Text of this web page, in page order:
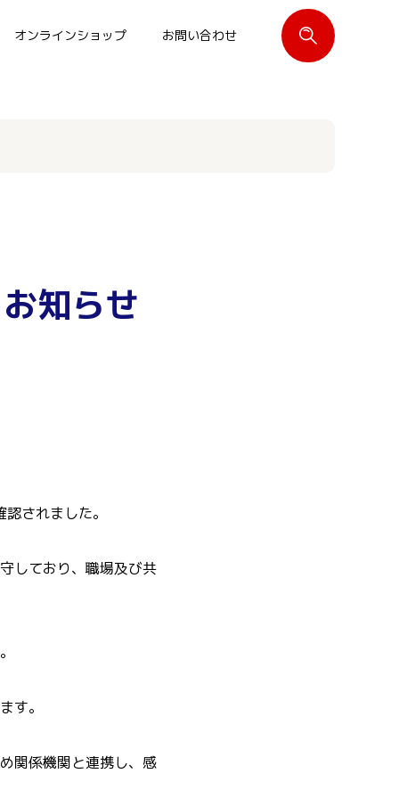
オンラインショップ お問い合わせ
知らせ
されました。
しており、職場及び共
す。
関係機関と連携し、感